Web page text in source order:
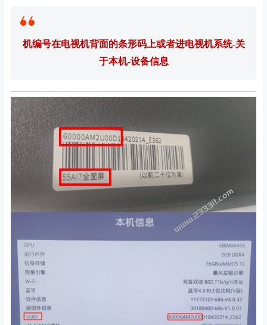
机编号在电视机背面的条形码上或者进电视机系统-关
于本机-设备信息